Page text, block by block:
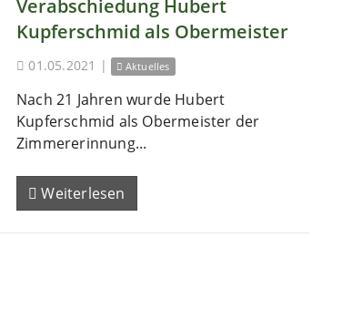
Verabschiedung Hubert
Kupferschmid als Obermeister
01.05.2021 | Aktuelles
Nach 21 Jahren wurde Hubert
Kupferschmid als Obermeister der
Zimmererinnung...
Weiterlesen